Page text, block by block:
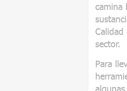
camina
sector.
Para